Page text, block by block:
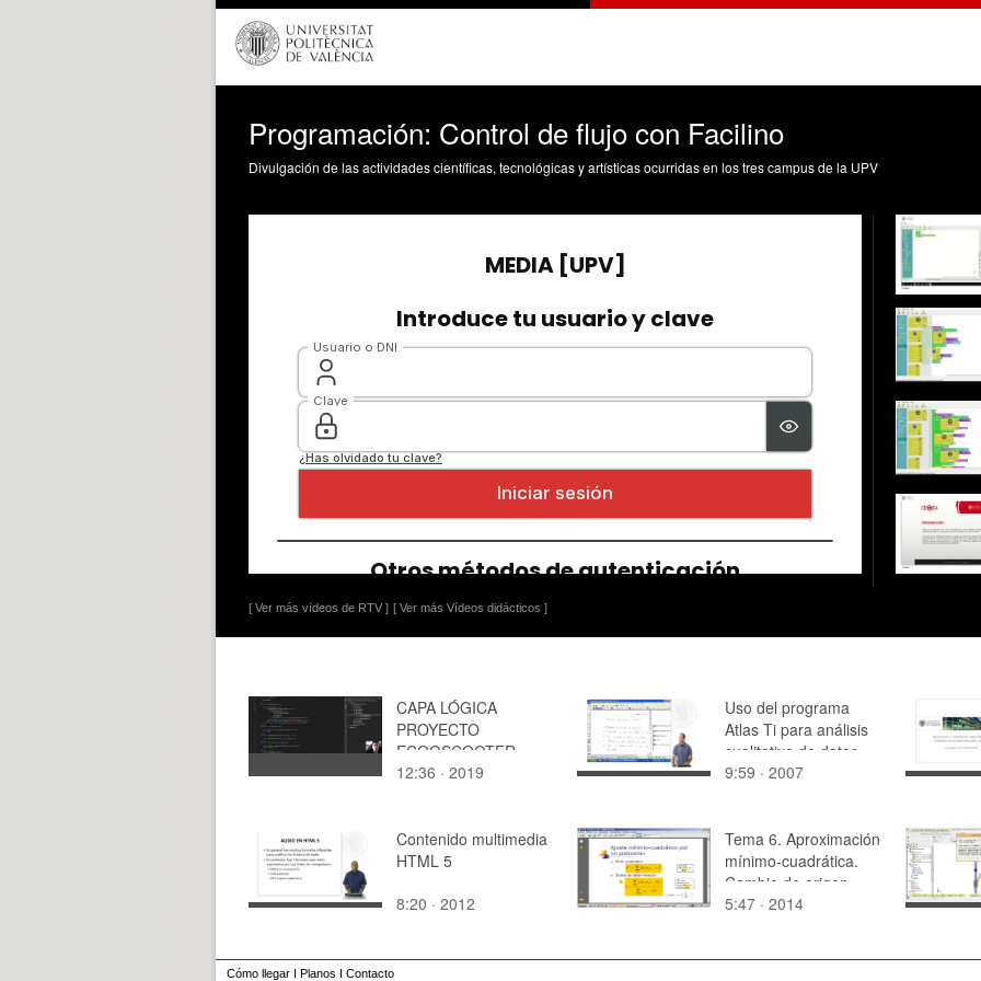
Programación: Control de flujo con Facilino
Divulgación de las actividades científicas, tecnológicas y artísticas ocurridas en los tres campus de la UPV
[ Ver más vídeos de RTV ] [ Ver más Vídeos didácticos ]
CAPA LÓGICA
PROYECTO
ECOOSCOOTER -
ISW
12:36 · 2019
Uso del programa
Atlas Ti para análisis
cualitativo de datos
9:59 · 2007
Contenido multimedia
HTML 5
8:20 · 2012
Tema 6. Aproximación
mínimo-cuadrática.
Cambio de origen
Parábola (y 2). Ajuste
5:47 · 2014
Cómo llegar I Planos I Contacto